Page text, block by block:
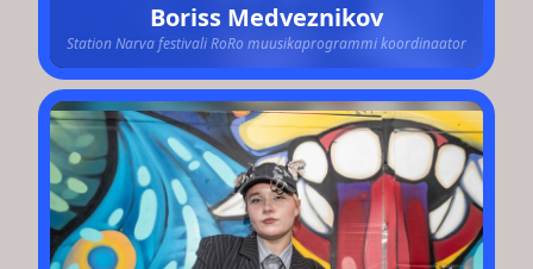
Boriss Medveznikov
Station Narva festivali RoRo muusikaprogrammi koordinaator